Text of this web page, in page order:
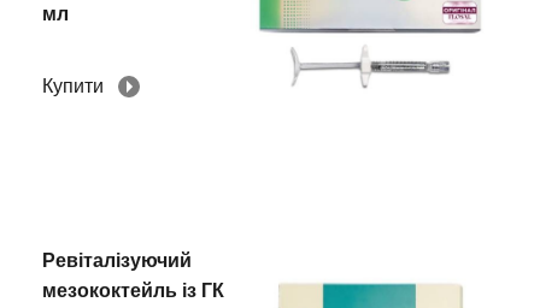
мл
Купити
Ревіталізуючий
мезококтейль із ГК